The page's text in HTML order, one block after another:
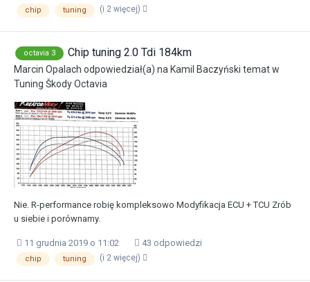
chip tuning (i 2 więcej)
octavia 3 Chip tuning 2.0 Tdi 184km
Marcin Opalach odpowiedział(a) na Kamil Baczyński temat w
Tuning Škody Octavia
Nie. R-performance robię kompleksowo Modyfikacja ECU + TCU Zrób
u siebie i porównamy.
11 grudnia 2019 o 11:02 43 odpowiedzi
chip tuning (i 2 więcej)